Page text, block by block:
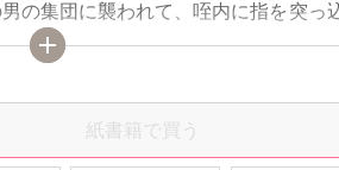
の集団に襲われて、咥内に指を突っ
もうダメ！と思った瞬間、群衆を掻
えたな、俺の“花嫁”」と言われ、お姫
て……鬼の王!? 突然花嫁になることを
トーリー！
紙書籍で買う